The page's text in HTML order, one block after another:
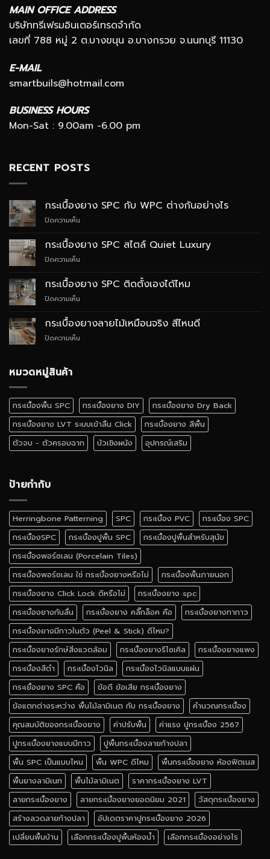
MAIN OFFICE ADDRESS
บริษัททรีเฟรมอินเตอร์เทรดจำกัด
เลขที่ 788 หมู่ 2 ต.บางขนุน อ.บางกรวย จ.นนทบุรี 11130
E-MAIL
smartbuils@hotmail.com
BUSINESS HOURS
Mon-Sat : 9.00am -6.00 pm
RECENT POSTS
กระเบื้องยาง SPC กับ WPC ต่างกันอย่างไร
ปิดความเห็น
ยาง
SPC
ต่าง
กระเบื้องยาง SPC สไตล์ Quiet Luxury
ปิดความเห็น
ยาง
SPC
Luxury
กระเบื้องยาง SPC ติดตั้งเองได้ไหม
ปิดความเห็น
ยาง
SPC
กระเบื้องยางลายไม้เหมือนจริง สีไหนดี
ปิดความเห็น
สี
ไหน
ดี
หมวดหมู่สินค้า
กระเบื้องพื้น SPC กระเบื้องยาง DIY
กระเบื้องยาง Dry Back
กระเบื้องยาง LVT ระบบเข้าลิ้น Click
กระเบื้องยาง สีพื้น
ตัวจบ - ตัวครอบฉาก
บัวเชิงผนัง อุปกรณ์เสริม
ป้ายกำกับ
Herringbone Patterning SPC กระเบื้อง PVC
กระเบื้อง SPC
กระเบื้องSPC
กระเบื้องปูพื้น SPC
กระเบื้องปูพื้นสำหรับสุนัข
กระเบื้องพอร์ซเลน (Porcelain Tiles)
กระเบื้องพอร์ซเลน ใช่ กระเบื้องยางหรือไม่
กระเบื้องพื้นภายนอก
กระเบื้องยาง Click Lock ดีหรือไม่
กระเบื้องยาง spc
กระเบื้องยางกันลื่น
กระเบื้องยาง คลิ๊กล็อค คือ
กระเบื้องยางทากาว
กระเบื้องยางมีกาวในตัว (Peel & Stick) ดีไหม?
กระเบื้องยางรักษ์สิ่งแวดล้อม
กระเบื้องยางรีไซเคิล
กระเบื้องยางแพง
กระเบื้องสีดำ
กระเบื้องไวนิล
กระเบื้องไวนิลแบบแผ่น
กระเยื้องยาง SPC คือ
ข้อดี ข้อเสีย กระเบื้องยาง
ข้อแตกต่างระหว่าง พื้นไม้ลามิเนต กับ กระเบื้องยาง
คำนวณกระเบื้อง
คุณสมบัติของกระเบื้องยาง
ค่าปรับพื้น
ค่าแรง ปูกระเบื้อง 2567
ปูกระเบื้องยางแบบมีกาว
ปูพื้นกระเบื้องลายก้างปลา
พื้น SPC เป็นแบบไหน
พื้น WPC ดีไหม
พื้นกระเบื้องยาง ห้องฟิตเนส
พื้นยางลามิเนท
พื้นไม้ลามิเนต
ราคากระเบื้องยาง LVT
ลายกระเบื้องยาง
ลายกระเบื้องยางยอดนิยม 2021
วัสดุกระเบื้องยาง
สร้างลวดลายก้างปลา
อัปเดตราคาปูกระเบื้องยาง 2026
เปลี่ยนพื้นบ้าน
เลือกกระเบื้องปูพื้นห้องน้ำ เลือกกระเบื้องอย่างไร